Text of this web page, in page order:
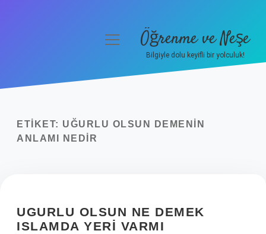
Yasal Uyarı
menüyüÖğrenme ve Neşe
Bilgiyle dolu keyifli bir yolculuk!
ETIKET: UĞURLU OLSUN DEMENIN
ANLAMI NEDIR
UGURLU OLSUN NE DEMEK
ISLAMDA YERI VARMI